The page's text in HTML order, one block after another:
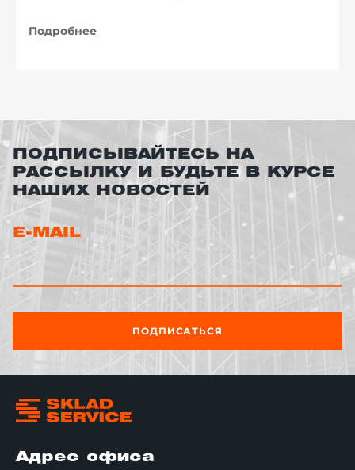
Подробнее
ПОДПИСЫВАЙТЕСЬ НА
РАССЫЛКУ И БУДЬТЕ В КУРСЕ
НАШИХ НОВОСТЕЙ
E-MAIL
ПОДПИСАТЬСЯ
Адрес офиса